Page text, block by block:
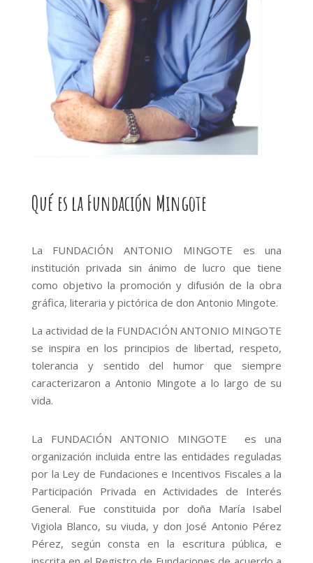
Qué es la Fundación Mingote
La FUNDACIÓN ANTONIO MINGOTE es una
institución privada sin ánimo de lucro que tiene
como objetivo la promoción y difusión de la obra
gráfica, literaria y pictórica de don Antonio Mingote.
La actividad de la FUNDACIÓN ANTONIO MINGOTE
se inspira en los principios de libertad, respeto,
tolerancia y sentido del humor que siempre
caracterizaron a Antonio Mingote a lo largo de su
vida.
La FUNDACIÓN ANTONIO MINGOTE es una
organización incluida entre las entidades reguladas
por la Ley de Fundaciones e Incentivos Fiscales a la
Participación Privada en Actividades de Interés
General. Fue constituida por doña María Isabel
Vigiola Blanco, su viuda, y don José Antonio Pérez
Pérez, según consta en la escritura pública, e